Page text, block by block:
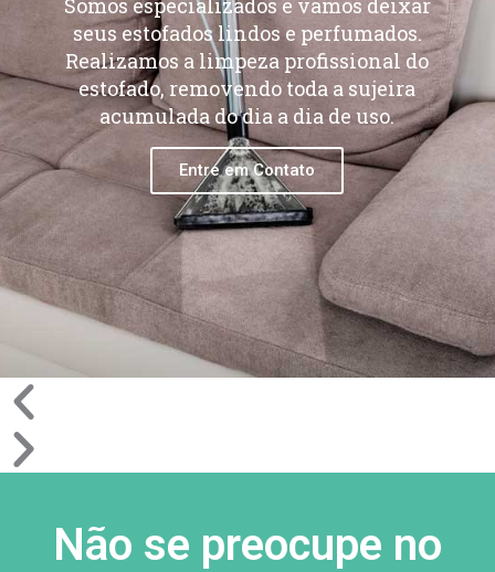
seus estofados lindos e perfumados.
Realizamos a limpeza profissional do
estofado, removendo toda a sujeira
acumulada do dia a dia de uso.
Entre em Contato
Não se preocupe no